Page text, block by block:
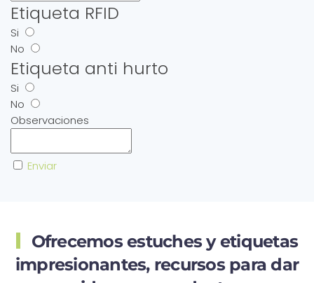
Etiqueta RFID
Si
No
Etiqueta anti hurto
Si
No
Observaciones
Enviar
Ofrecemos estuches y etiquetas
impresionantes, recursos para dar